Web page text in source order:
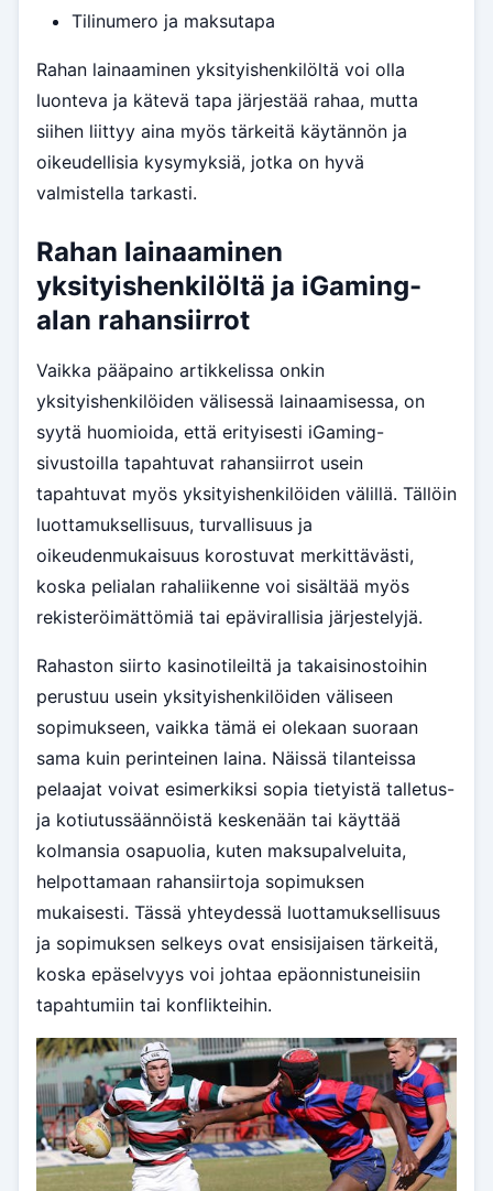
Tilinumero ja maksutapa
Rahan lainaaminen yksityishenkilöltä voi olla
luonteva ja kätevä tapa järjestää rahaa, mutta
siihen liittyy aina myös tärkeitä käytännön ja
oikeudellisia kysymyksiä, jotka on hyvä
valmistella tarkasti.
Rahan lainaaminen
yksityishenkilöltä ja iGaming-
alan rahansiirrot
Vaikka pääpaino artikkelissa onkin
yksityishenkilöiden välisessä lainaamisessa, on
syytä huomioida, että erityisesti iGaming-
sivustoilla tapahtuvat rahansiirrot usein
tapahtuvat myös yksityishenkilöiden välillä. Tällöin
luottamuksellisuus, turvallisuus ja
oikeudenmukaisuus korostuvat merkittävästi,
koska pelialan rahaliikenne voi sisältää myös
rekisteröimättömiä tai epävirallisia järjestelyjä.
Rahaston siirto kasinotileiltä ja takaisinostoihin
perustuu usein yksityishenkilöiden väliseen
sopimukseen, vaikka tämä ei olekaan suoraan
sama kuin perinteinen laina. Näissä tilanteissa
pelaajat voivat esimerkiksi sopia tietyistä talletus-
ja kotiutussäännöistä keskenään tai käyttää
kolmansia osapuolia, kuten maksupalveluita,
helpottamaan rahansiirtoja sopimuksen
mukaisesti. Tässä yhteydessä luottamuksellisuus
ja sopimuksen selkeys ovat ensisijaisen tärkeitä,
koska epäselvyys voi johtaa epäonnistuneisiin
tapahtumiin tai konflikteihin.